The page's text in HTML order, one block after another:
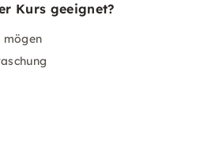
Kurs geeignet?
mögen